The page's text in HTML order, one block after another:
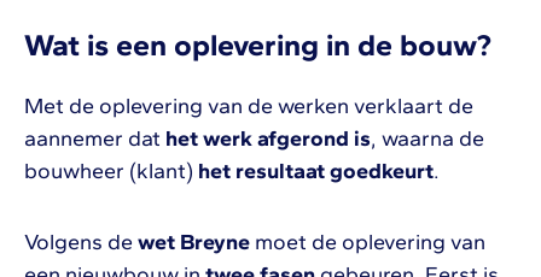
Wat is een oplevering in de bouw?
Met de oplevering van de werken verklaart de
aannemer dat het werk afgerond is, waarna de
bouwheer (klant) het resultaat goedkeurt.
Volgens de wet Breyne moet de oplevering van